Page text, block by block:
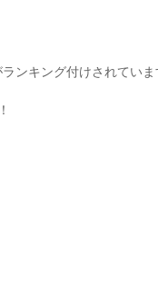
ンキング付けされていま